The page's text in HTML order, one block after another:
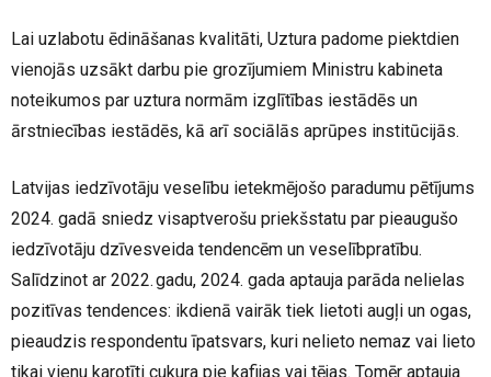
Lai uzlabotu ēdināšanas kvalitāti, Uztura padome piektdien
vienojās uzsākt darbu pie grozījumiem Ministru kabineta
noteikumos par uztura normām izglītības iestādēs un
ārstniecības iestādēs, kā arī sociālās aprūpes institūcijās.
Latvijas iedzīvotāju veselību ietekmējošo paradumu pētījums
2024. gadā sniedz visaptverošu priekšstatu par pieaugušo
iedzīvotāju dzīvesveida tendencēm un veselībpratību.
Salīdzinot ar 2022. gadu, 2024. gada aptauja parāda nelielas
pozitīvas tendences: ikdienā vairāk tiek lietoti augļi un ogas,
pieaudzis respondentu īpatsvars, kuri nelieto nemaz vai lieto
tikai vienu karotīti cukura pie kafijas vai tējas. Tomēr aptauja